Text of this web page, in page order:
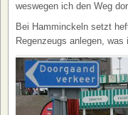
weswegen ich den Weg
Bei Hamminckeln setzt
Regenzeugs anlegen,